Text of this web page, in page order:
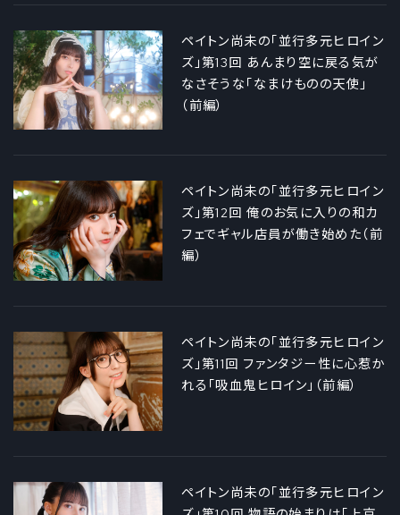
ペイトン尚未の「並行多元ヒロイン
ズ」第13回 あんまり空に戻る気が
なさそうな「なまけものの天使」
（前編）
ペイトン尚未の「並行多元ヒロイン
ズ」第12回 俺のお気に入りの和カ
フェでギャル店員が働き始めた（前
編）
ペイトン尚未の「並行多元ヒロイン
ズ」第11回 ファンタジー性に心惹か
れる「吸血鬼ヒロイン」（前編）
ペイトン尚未の「並行多元ヒロイン